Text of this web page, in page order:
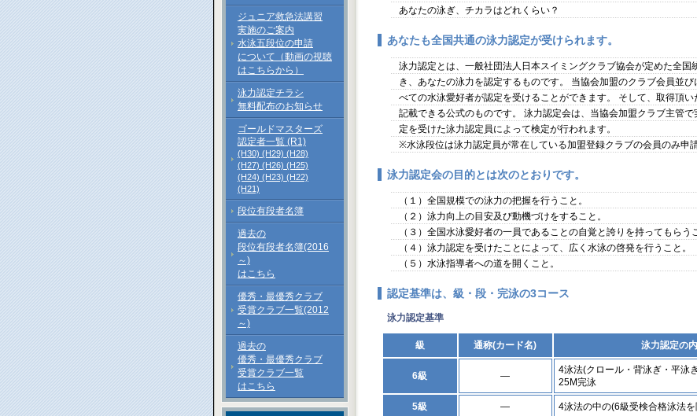
あなたの泳ぎ、チカラはどれくらい？
あなたも全国共通の泳力認定が受けられます。
泳力認定とは、一般社団法人日本スイミングクラブ協会が定めた全国
き、あなたの泳力を認定するものです。 当協会加盟のクラブ会員並
べての水泳愛好者が認定を受けることができます。 そして、取得頂
記載できる公式のものです。 泳力認定会は、当協会加盟クラブ主管
定を受けた泳力認定員によって検定が行われます。
※水泳段位は泳力認定員が常在している加盟登録クラブの会員のみ申請
泳力認定会の目的とは次のとおりです。
（１）全国規模での泳力の把握を行うこと。
（２）泳力向上の目安及び動機づけをすること。
（３）全国水泳愛好者の一員であることの自覚と誇りを持ってもらう
（４）泳力認定を受けたことによって、広く水泳の啓発を行うこと。
（５）水泳指導者への道を開くこと。
認定基準は、級・段・完泳の3コース
泳力認定基準
級 通称(カード名) 泳力認定の
6級 ―
4泳法(クロール・背泳ぎ・平泳
25M完泳
5級 ― 4泳法の中の(6級受検合格泳法
ジュニア救急法講習
実施のご案内
水泳五段位の申請
について（動画の視聴
はこちらから）
泳力認定チラシ
無料配布のお知らせ
ゴールドマスターズ
認定者一覧 (R1)
(H30) (H29) (H28)
(H27) (H26) (H25)
(H24) (H23) (H22)
(H21)
段位有段者名簿
過去の
段位有段者名簿(2016
～)
はこちら
優秀・最優秀クラブ
受賞クラブ一覧(2012
～)
過去の
優秀・最優秀クラブ
受賞クラブ一覧
はこちら